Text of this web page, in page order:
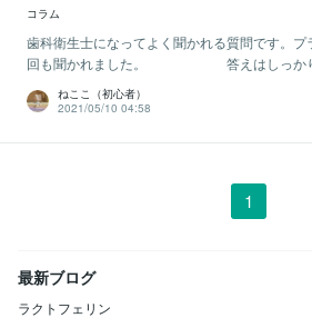
コラム
歯科衛生士になってよく聞かれる質問です。
回も聞かれました。 答えはしっかり
ねここ（初心者）
2021/05/10 04:58
1
最新ブログ
ラクトフェリン